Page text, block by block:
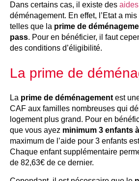
Dans certains cas, il existe des
déménagement. En effet, l’Etat a
telles que la prime de
pass. Pour en bénéficier, il faut
des conditions d’éligibilité.
La prime de
La prime de déménagement est
CAF aux familles nombreuses qui
logement plus grand. Pour en
que vous ayez minimum 3 enfants
maximum de l’aide pour 3 enfants
Chaque enfant supplémentaire
de 82,63€ de ce dernier.